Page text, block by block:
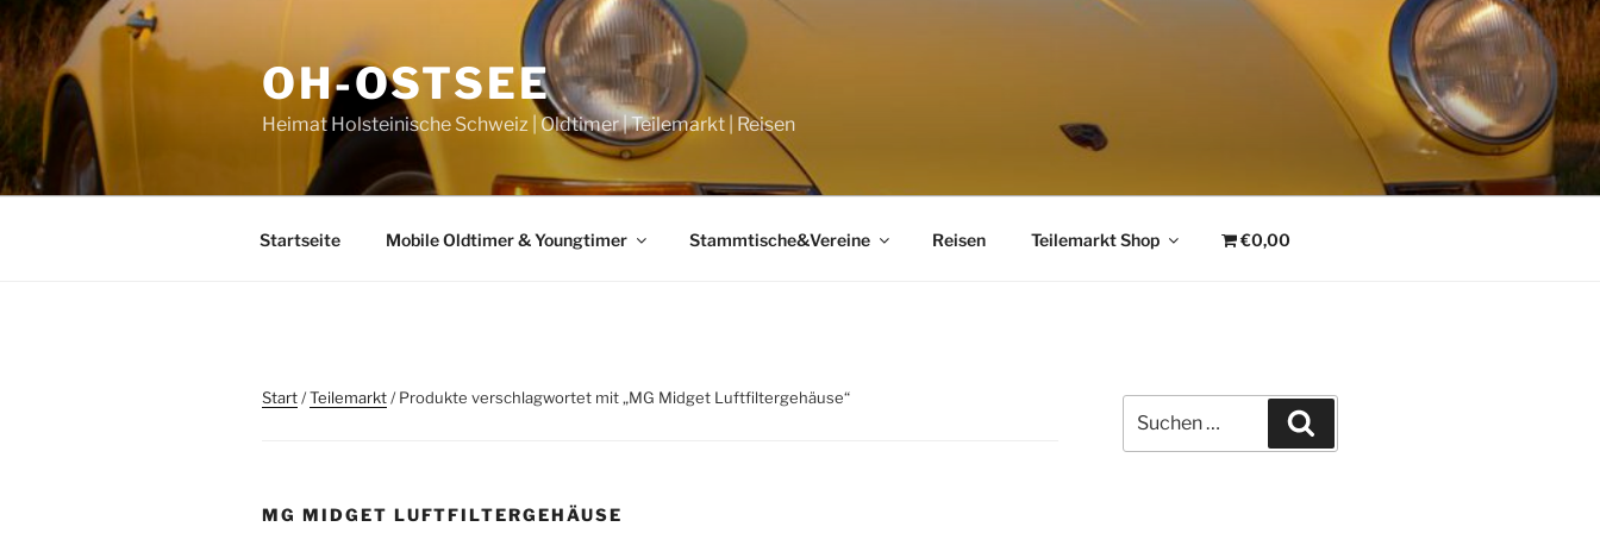
Zum
Inhalt
springen
OH-OSTSEE
Heimat Holsteinische Schweiz | Oldtimer | Teilemarkt | Reisen
Startseite Mobile Oldtimer & Youngtimer Stammtische&Vereine Reisen Teilemarkt Shop €0,00
Start/Teilemarkt/ Produkte verschlagwortet mit „MG Midget Luftfiltergehäuse“
MG MIDGET LUFTFILTERGEHÄUSE
nach: